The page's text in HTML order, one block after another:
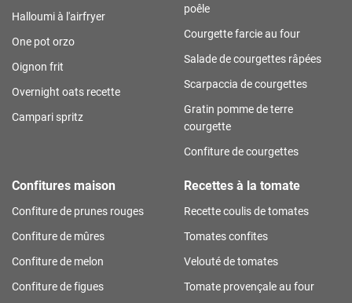
Halloumi à l'airfryer
One pot orzo
Oignon frit
Overnight oats recette
Campari spritz
poêle
Courgette farcie au four
Salade de courgettes râpées
Scarpaccia de courgettes
Gratin pomme de terre
courgette
Confiture de courgettes
Confitures maison
Confiture de prunes rouges
Confiture de mûres
Confiture de melon
Confiture de figues
Recettes à la tomate
Recette coulis de tomates
Tomates confites
Velouté de tomates
Tomate provençale au four